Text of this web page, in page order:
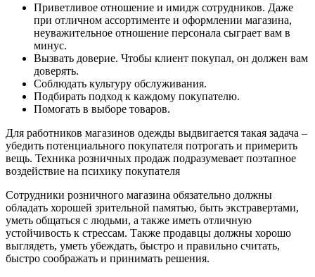
Приветливое отношение и имидж сотрудников. Даже
при отличном ассортименте и оформлении магазина,
неуважительное отношение персонала сыграет вам в
минус.
Вызвать доверие. Чтобы клиент покупал, он должен вам
доверять.
Соблюдать культуру обслуживания.
Подбирать подход к каждому покупателю.
Помогать в выборе товаров.
Для работников магазинов одежды выдвигается такая задача –
убедить потенциального покупателя потрогать и примерить
вещь. Техника розничных продаж подразумевает поэтапное
воздействие на психику покупателя
Сотрудники розничного магазина обязательно должны
обладать хорошей зрительной памятью, быть экстравертами,
уметь общаться с людьми, а также иметь отличную
устойчивость к стрессам. Также продавцы должны хорошо
выглядеть, уметь убеждать, быстро и правильно считать,
быстро соображать и принимать решения.